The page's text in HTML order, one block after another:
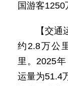
国游客1250
【交
约2.8万公
里。2025
运量为51.4